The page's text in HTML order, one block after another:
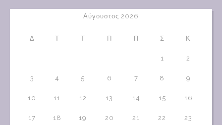
Αύγουστος 2026
Δ Τ Τ Π Π Σ Κ
1 2
3 4 5 6 7 8 9
10 11 12 13 14 15 16
17 18 19 20 21 22 23